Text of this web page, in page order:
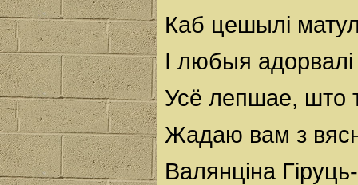
Каб цешылі
І любыя
Усё лепшае, што
Жадаю вам з
Валянціна